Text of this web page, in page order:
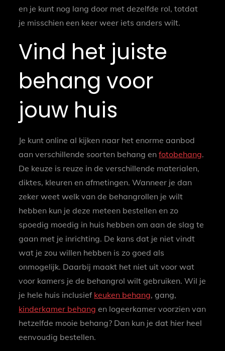
en je kunt nog lang door met dezelfde rol, totdat
je misschien een keer weer iets anders wilt.
Vind het juiste
behang voor
jouw huis
Je kunt online al kijken naar het enorme aanbod
aan verschillende soorten behang enfotobehang.
De keuze is reuze in de verschillende materialen,
diktes, kleuren en afmetingen. Wanneer je dan
zeker weet welk van de behangrollen je wilt
hebben kun je deze meteen bestellen en zo
spoedig moedig in huis hebben om aan de slag te
gaan met je inrichting. De kans dat je niet vindt
wat je zou willen hebben is zo goed als
onmogelijk. Daarbij maakt het niet uit voor wat
voor kamers je de behangrol wilt gebruiken. Wil je
je hele huis inclusief keuken behang, gang,
kinderkamer behang en logeerkamer voorzien van
hetzelfde mooie behang? Dan kun je dat hier heel
eenvoudig bestellen.